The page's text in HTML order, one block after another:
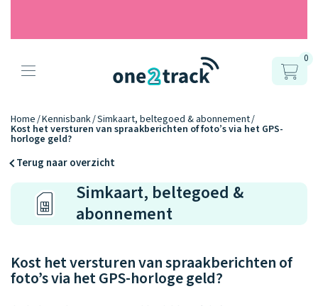
Producten
Onze gps
horloges
ConnectConnect
NEXT
Connect
UP
Horloges
vergelijken
Accessoires
Opladers
accessoires
Hoe werkt
het?
Ontdek hoe
het werkt
Zo werken het
kinderhorloge
one2track-app
samen.
Positie en GPS
Datakosten Care
Blogs
Over ons
Ons verhaal
0
Home Kennisbank Simkaart, beltegoed & abonnement
Kost het versturen van spraakberichten of foto’s via het GPS-
horloge geld?
Terug naar overzicht
Simkaart, beltegoed &
abonnement
Kost het versturen van spraakberichten of
foto’s via het GPS-horloge geld?